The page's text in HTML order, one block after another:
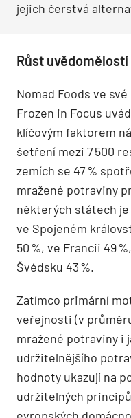
jejich čerstvá
Růst
Nomad Foods ve
Frozen in Focus
klíčovým faktorem
šetření mezi 7 500
zemích se 47 %
mražené potraviny
některých státech
ve Spojeném
50 %, ve Francii 49
Švédsku 43 %.
Zatímco primární
veřejnosti (v
mražené potraviny i
udržitelnějšího
hodnoty ukazují na
udržitelných